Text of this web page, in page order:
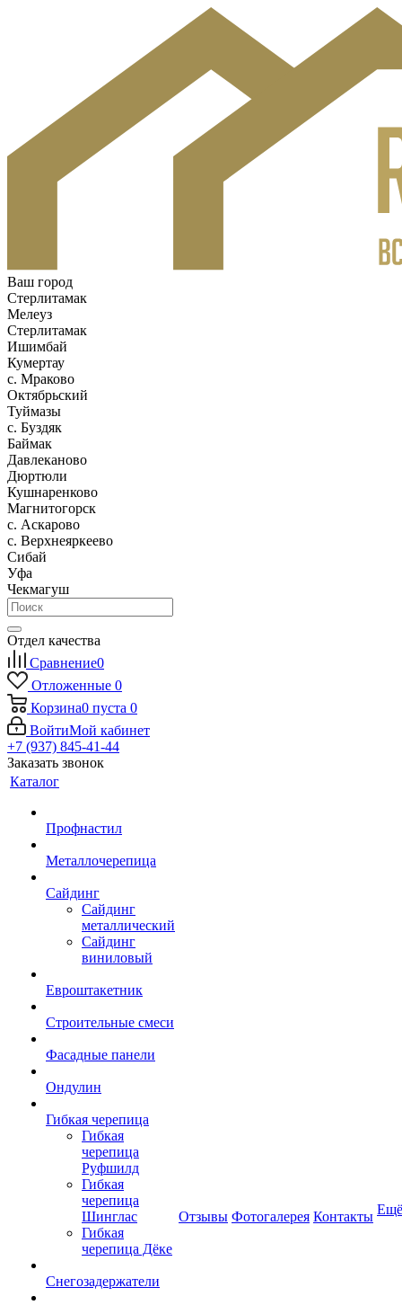
Ваш город
Стерлитамак
Мелеуз
Стерлитамак
Ишимбай
Кумертау
c. Мраково
Октябрьский
Туймазы
c. Буздяк
Баймак
Давлеканово
Дюртюли
Кушнаренково
Магнитогорск
с. Аскарово
с. Верхнеяркеево
Сибай
Уфа
Чекмагуш
Отдел качества
Сравнение0
Отложенные 0
Корзина0 пуста 0
ВойтиМой кабинет
+7 (937) 845-41-44
Заказать звонок
Каталог
Профнастил
Металлочерепица
Сайдинг
Сайдинг
металлический
Сайдинг
виниловый
Евроштакетник
Строительные смеси
Фасадные панели
Ондулин
Гибкая черепица
Гибкая
черепица
Руфшилд
Гибкая
черепица
Шинглас
Гибкая
черепица Дёке
Снегозадержатели
Отзывы Фотогалерея Контакты Ещё